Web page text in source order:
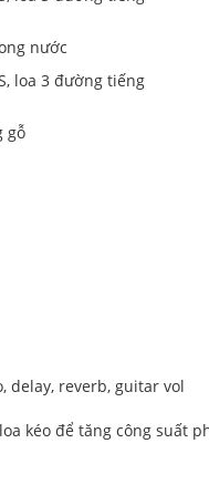
nước
gỗ
delay, reverb, guitar vol
kéo để tăng công suất